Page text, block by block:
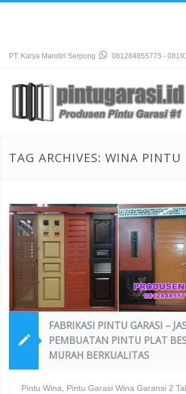
PT. Karya Mandiri Serpong 081284855775 -
TAG ARCHIVES: WINA PINTU
FABRIKASI PINTU GARASI –
PEMBUATAN PINTU PLAT
MURAH BERKUALITAS
Pintu Wina, Pintu Garasi Wina Garansi 2